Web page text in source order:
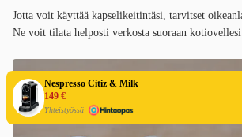
Nespresso Citiz & Milk
149 €
Yhteistyössä
Jotta voit käyttää kapselikeitintäsi, tarvitset
Ne voit tilata helposti verkosta suoraan kotiovellesi.